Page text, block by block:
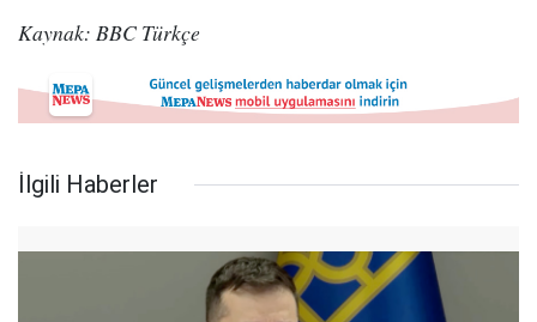
Kaynak: BBC Türkçe
İlgili Haberler